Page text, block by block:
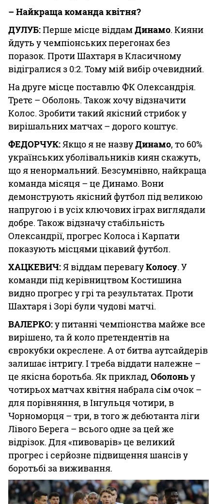
– Найкраща команда квітня?
ДУЛУБ:Перше місце віддамДинамо. Кияни
йдуть у чемпіонських перегонах без
поразок. Проти Шахтаря в Класичному
відігралися з 0:2. Тому мій вибір очевидний.
На друге місце поставлю ФК Олександрія.
Третє – Оболонь. Також хочу відзначити
Колос. Зробити такий якісний стрибок у
вирішальних матчах – дорого коштує.
ФЕДОРЧУК:Якщо я не назвуДинамо, то 60%
українських уболівальників киян скажуть,
що я ненормальний. Безсумнівно, найкраща
команда місяця – це Динамо. Вони
демонструють якісний футбол під великою
напругою і в усіх ключових іграх виглядали
добре. Також відзначу стабільність
Олександрії, прогрес Колоса і Карпати
показують місцями цікавий футбол.
ХАЦКЕВИЧ:Я віддам перевагуКолосу. У
команди під керівництвом Костишина
видно прогрес у грі та результатах. Проти
Шахтаря і Зорі були чудові матчі.
ВАЛЕРКО:у питанні чемпіонства майже все
вирішено, та й коло претендентів на
єврокубки окреслене. А от битва аутсайдерів
залишає інтригу. І треба віддати належне –
це якісна боротьба. Як приклад, Оболоньу
чотирьох матчах квітня набрала сім очок –
для порівняння, в Інгульця чотири, в
Чорноморця – три, в того ж дебютанта ліги
Лівого Берега – всього одне за цей же
відрізок. Для «пивоварів» це великий
прогрес і серйозне підвищення шансів у
боротьбі за виживання.